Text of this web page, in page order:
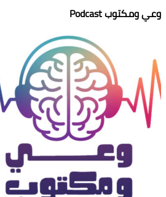
وعي ومكتوب Podcast